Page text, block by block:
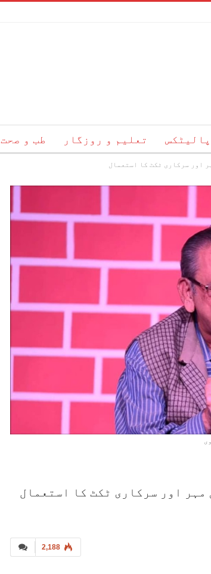
پالیٹکس تعلیم و روزگار طب و صحت
اور سرکاری ٹکٹ کا استعمال
اور سرکاری ٹکٹ کا استعمال
2,188